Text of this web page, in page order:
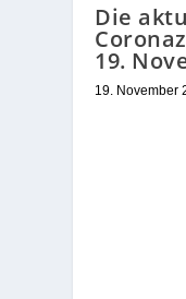
Die
19.
19. November